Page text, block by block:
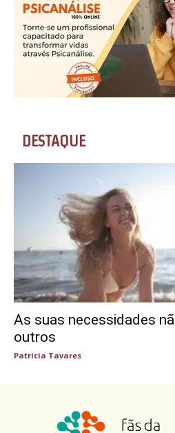
DESTAQUE
As suas necessidades
outros
Patricia Tavares